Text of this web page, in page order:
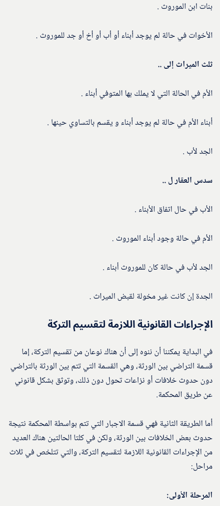
بنات ابن الموروث .
الأخوات في حالة لم يوجد أبناء أو أب أو أخ أو جد للموروث .
ثلث الميراث إلى ..
الأم في الحالة التي لا يملك بها المتوفي أبناء .
أبناء الأم في حالة لم يوجد أبناء و يقسم بالتساوي حينها .
الجد لأب .
سدس العقار ل ..
الأب في حال اتفاق الأبناء .
الأم في حالة وجود أبناء الموروث .
الجد لأب في حالة كان للموروث أبناء .
الجدة إن كانت غير مخولة لقبض الميراث .
الإجراءات القانونية اللازمة لتقسيم التركة
في البداية يمكننا أن ننوه إلى أن هناك نوعان من تقسيم التركة، إما
قسمة التراضي بين الورثة، وهي القسمة التي تتم بين الورثة بالتراضي
دون حدوث خلافات أو نزاعات تحول دون ذلك، وتوثق بشكل قانوني
عن طريق المحكمة.
أما الطريقة الثانية فهي قسمة الاجبار التي تتم بواسطة المحكمة نتيجة
حدوث بعض الخلافات بين الورثة، ولكن في كلتا الحالتين هناك العديد
من الإجراءات القانونية اللازمة لتقسيم التركة، والتي تتلخص في ثلاث
مراحل:
المرحلة الأولى: